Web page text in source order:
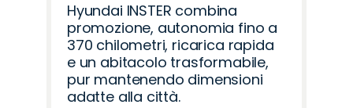
Hyundai INSTER combina
promozione, autonomia fino a
370 chilometri, ricarica rapida
e un abitacolo trasformabile,
pur mantenendo dimensioni
adatte alla città.